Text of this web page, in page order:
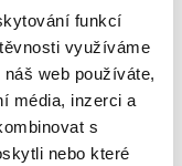
funkcí
využíváme
web používáte,
média, inzerci a
s
nebo které
a analýz.
tak
a